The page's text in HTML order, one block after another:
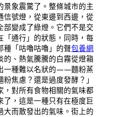
景象震驚了。整條城市的主
信號燈，從東邊到西邊，從
部變成了綠燈。它們不是交
「通行」的狀態，同時，每
種「咕嚕咕嚕」的聲包養網
的、熱氣騰騰的白霧從燈箱
一種難以名狀的——麵粉蒸
焦慮？還是過度發酵？」
，對所有食物相關的氣味都
了，這是一種只有在極度巨
大而散發出的氣味。街上的